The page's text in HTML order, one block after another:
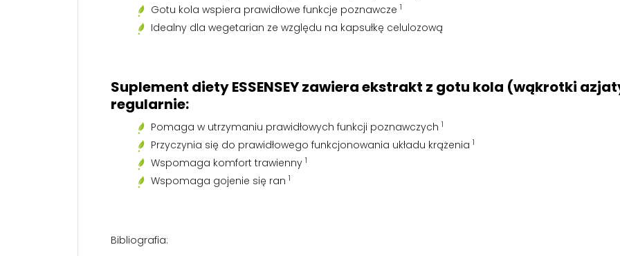
Gotu kola wspiera prawidłowe funkcje poznawcze 1
Idealny dla wegetarian ze względu na kapsułkę celulozową
Suplement diety ESSENSEY zawiera ekstrakt z gotu kola (wąkrotki
regularnie:
Pomaga w utrzymaniu prawidłowych funkcji poznawczych 1
Przyczynia się do prawidłowego funkcjonowania układu krążenia 1
Wspomaga komfort trawienny 1
Wspomaga gojenie się ran 1
Bibliografia: